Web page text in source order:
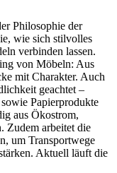
Philosophie der
wie sich stilvolles
verbinden lassen.
von Möbeln: Aus
mit Charakter. Auch
geachtet –
Papierprodukte
aus Ökostrom,
Zudem arbeitet die
um Transportwege
Aktuell läuft die